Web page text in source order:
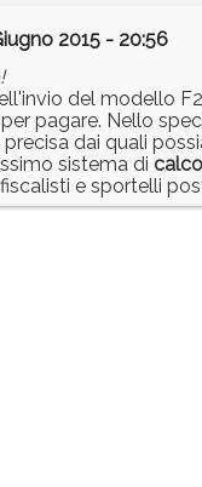
2015 - 20:56
del modello
pagare. Nello
precisa dai quali
sistema di
e sportelli